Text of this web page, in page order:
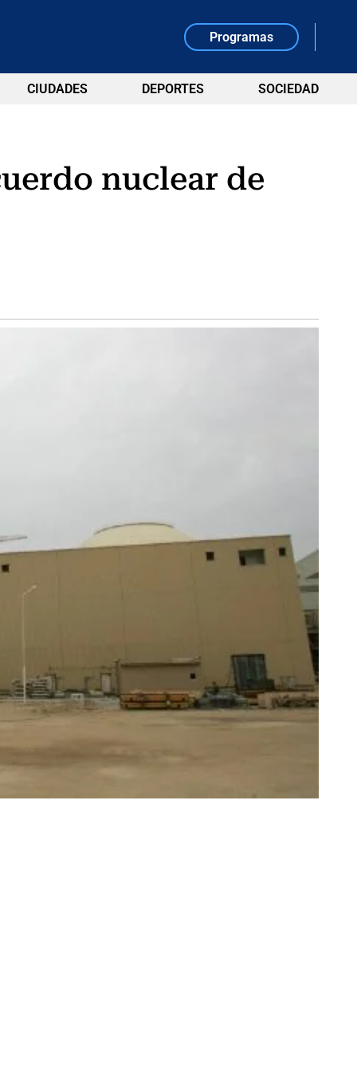
Programas
CIUDADES DEPORTES SOCIEDAD
nuclear de